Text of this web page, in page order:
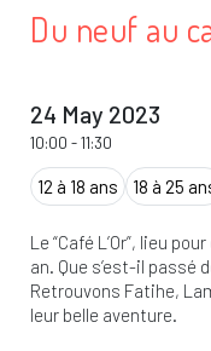
Du neuf au
24 May 2023
10:00 -11:30
12 à 18 ans 18 à 25
Le “Café L’Or”, lieu
an. Que s’est-il passé
Retrouvons Fatihe,
leur belle aventure.